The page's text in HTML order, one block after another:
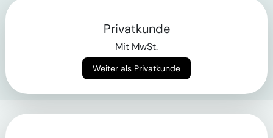
Privatkunde
Mit MwSt.
Weiter als Privatkunde